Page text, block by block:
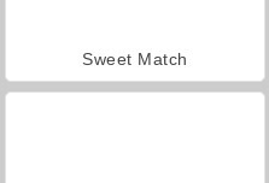
Sweet Match